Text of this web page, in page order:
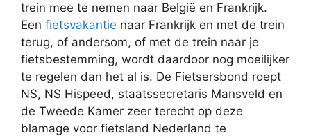
trein mee te nemen naar België en Frankrijk.
Een fietsvakantie naar Frankrijk en met de trein
terug, of andersom, of met de trein naar je
fietsbestemming, wordt daardoor nog moeilijker
te regelen dan het al is. De Fietsersbond roept
NS, NS Hispeed, staatssecretaris Mansveld en
de Tweede Kamer zeer terecht op deze
blamage voor fietsland Nederland te